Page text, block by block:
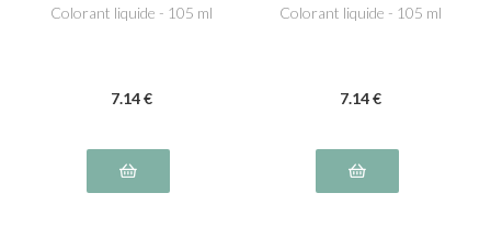
Ponceau 4R, rouge
Colorant liquide - 105 ml
7.14 €
Ponceau 4R, rouge
Colorant liquide - 105 ml
7.14 €